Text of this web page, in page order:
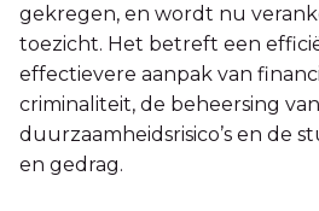
gekregen, en wordt nu
toezicht. Het betreft een
effectievere aanpak van
criminaliteit, de beheersing van
duurzaamheidsrisico’s en de
en gedrag.